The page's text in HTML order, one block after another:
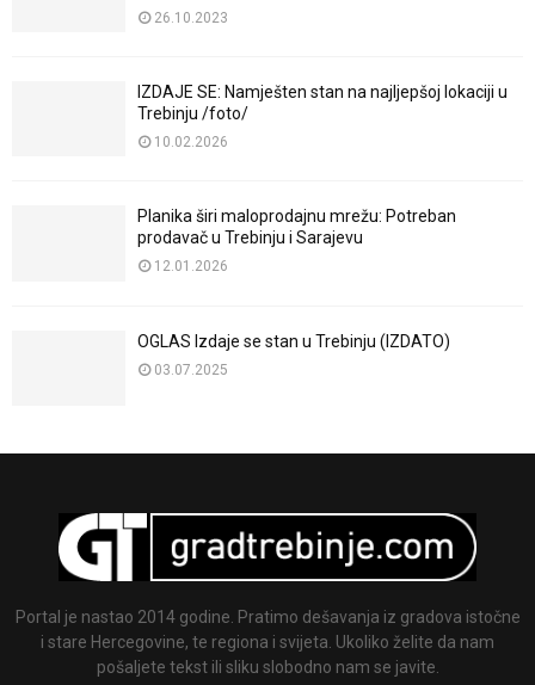
26.10.2023
IZDAJE SE: Namješten stan na najljepšoj lokaciji u
Trebinju /foto/
10.02.2026
Planika širi maloprodajnu mrežu: Potreban
prodavač u Trebinju i Sarajevu
12.01.2026
OGLAS Izdaje se stan u Trebinju (IZDATO)
03.07.2025
Portal je nastao 2014 godine. Pratimo dešavanja iz gradova istočne
i stare Hercegovine, te regiona i svijeta. Ukoliko želite da nam
pošaljete tekst ili sliku slobodno nam se javite.